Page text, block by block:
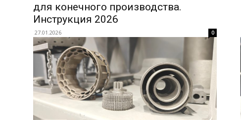
для конечного производства.
Инструкция 2026
27.01.2026 0